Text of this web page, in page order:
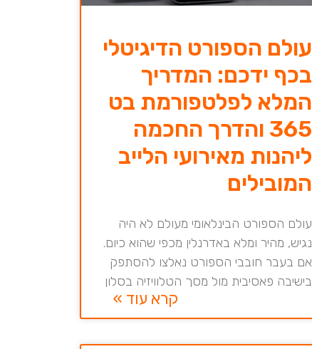
עולם הספורט הדיגיטלי
בכף ידכם: המדריך
המלא לפלטפורמת בט
365 והדרך החכמה
ליהנות מאירועי הלייב
המובילים
עולם הספורט הבינלאומי מעולם לא היה
נגיש, מהיר ומלא באדרנלין מכפי שהוא כיום.
אם בעבר חובבי הספורט נאלצו להסתפק
בישיבה פאסיבית מול מסך הטלוויזיה בסלון
קרא עוד »